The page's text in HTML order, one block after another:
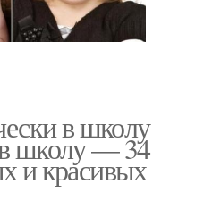
в школу
школу — 34
и красивых